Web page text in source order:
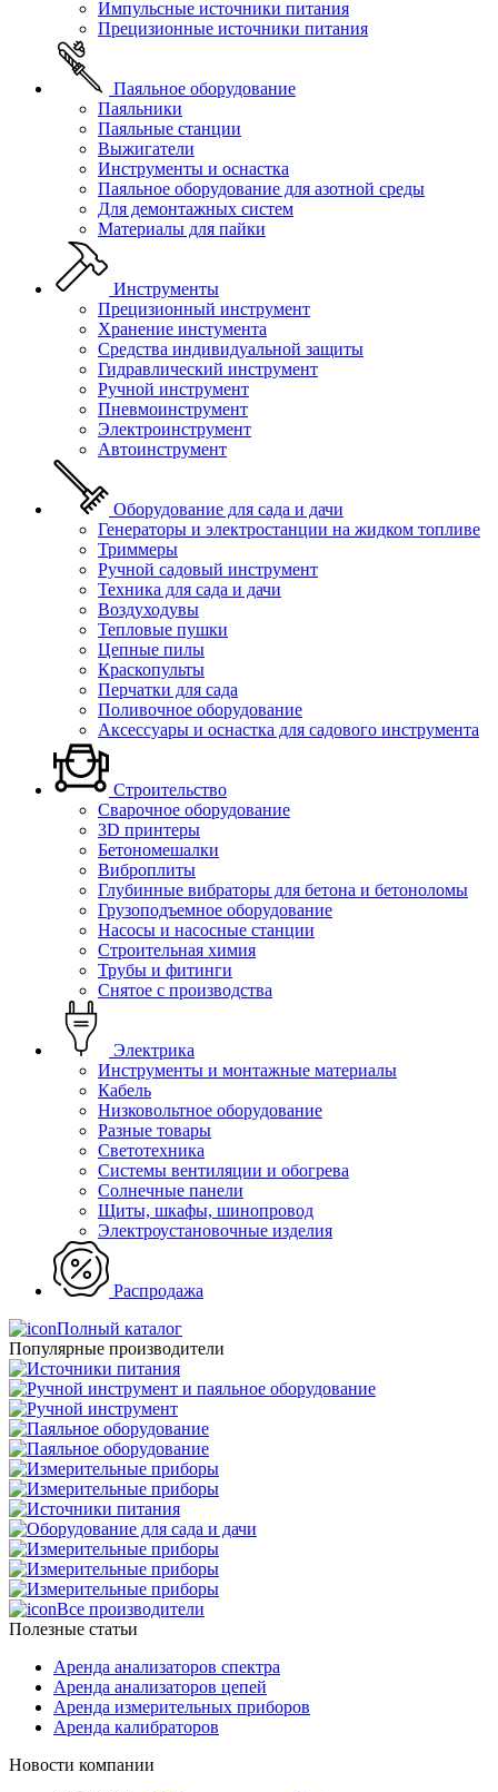
Импульсные источники питания
Прецизионные источники питания
Паяльное оборудование
Паяльники
Паяльные станции
Выжигатели
Инструменты и оснастка
Паяльное оборудование для азотной среды
Для демонтажных систем
Материалы для пайки
Инструменты
Прецизионный инструмент
Хранение инстумента
Средства индивидуальной защиты
Гидравлический инструмент
Ручной инструмент
Пневмоинструмент
Электроинструмент
Автоинструмент
Оборудование для сада и дачи
Генераторы и электростанции на жидком топливе
Триммеры
Ручной садовый инструмент
Техника для сада и дачи
Воздуходувы
Тепловые пушки
Цепные пилы
Краскопульты
Перчатки для сада
Поливочное оборудование
Аксессуары и оснастка для садового инструмента
Строительство
Сварочное оборудование
3D принтеры
Бетономешалки
Виброплиты
Глубинные вибраторы для бетона и бетоноломы
Грузоподъемное оборудование
Насосы и насосные станции
Строительная химия
Трубы и фитинги
Снятое с производства
Электрика
Инструменты и монтажные материалы
Кабель
Низковольтное оборудование
Разные товары
Светотехника
Системы вентиляции и обогрева
Солнечные панели
Щиты, шкафы, шинопровод
Электроустановочные изделия
Распродажа
Полный каталог
Популярные производители
Все производители
Полезные статьи
Аренда анализаторов спектра
Аренда анализаторов цепей
Аренда измерительных приборов
Аренда калибраторов
Новости компании